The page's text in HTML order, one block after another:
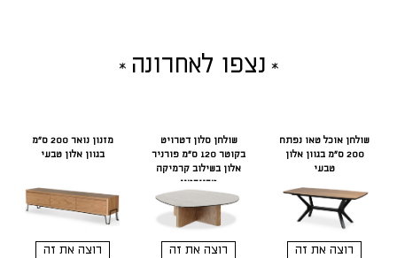
נצפו לאחרונה
שולחן אוכל טאו נפתח
200 ס"מ בגוון אלון
טבעי
רוצה את זה
שולחן סלון דטרויט
בקוטר 120 ס"מ פורניר
אלון בשילוב קרמיקה
טרוורטין
רוצה את זה
מזנון נואר 200 ס"מ
בגוון אלון טבעי
רוצה את זה